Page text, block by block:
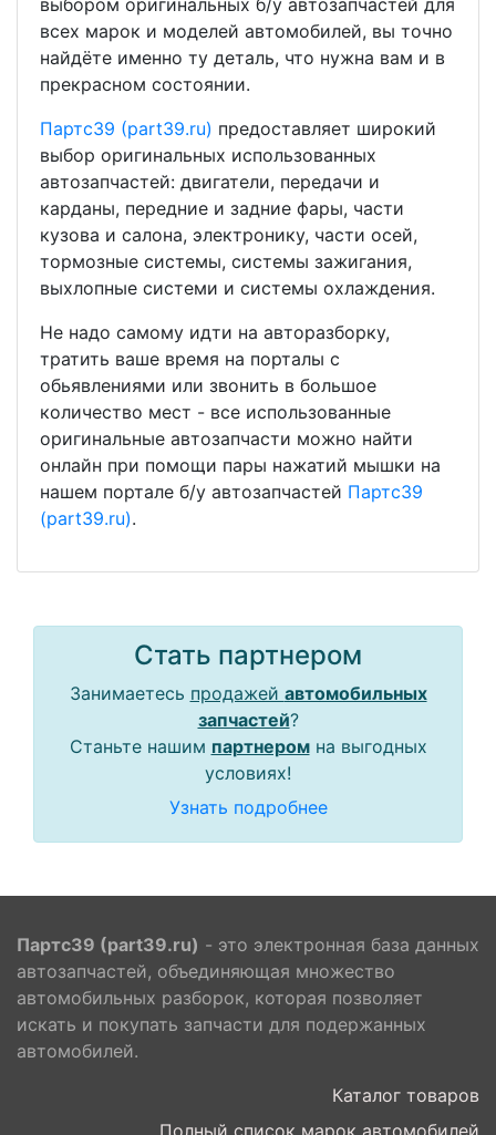
выбором оригинальных б/у автозапчастей для
всех марок и моделей автомобилей, вы точно
найдёте именно ту деталь, что нужна вам и в
прекрасном состоянии.
Партс39 (part39.ru) предоставляет широкий
выбор оригинальных использованных
автозапчастей: двигатели, передачи и
карданы, передние и задние фары, части
кузова и салона, электронику, части осей,
тормозные системы, системы зажигания,
выхлопные системи и системы охлаждения.
Не надо самому идти на авторазборку,
тратить ваше время на порталы с
обьявлениями или звонить в большое
количество мест - все использованные
оригинальные автозапчасти можно найти
онлайн при помощи пары нажатий мышки на
нашем портале б/у автозапчастей Партс39
(part39.ru).
Стать партнером
Занимаетесь продажей автомобильных
запчастей?
Станьте нашим партнеромна выгодных
условиях!
Узнать подробнее
Партс39 (part39.ru) - это электронная база данных
автозапчастей, объединяющая множество
автомобильных разборок, которая позволяет
искать и покупать запчасти для подержанных
автомобилей.
Каталог товаров
Полный список марок автомобилей